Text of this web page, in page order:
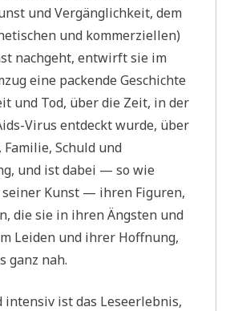
und Vergänglichkeit, dem
und kommerziellen)
nachgeht, entwirft sie im
eine packende Geschichte
und Tod, über die Zeit, in der
Virus entdeckt wurde, über
Familie, Schuld und
und ist dabei — so wie
Kunst — ihren Figuren,
die sie in ihren Ängsten und
Leiden und ihrer Hoffnung,
ganz nah.
intensiv ist das Leseerlebnis,